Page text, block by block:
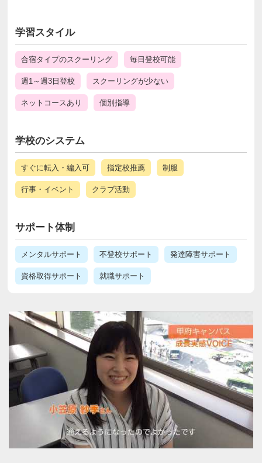
学習スタイル
合宿タイプのスクーリング 毎日登校可能
週1～週3日登校 スクーリングが少ない
ネットコースあり 個別指導
学校のシステム
すぐに転入・編入可 指定校推薦 制服
行事・イベント クラブ活動
サポート体制
メンタルサポート 不登校サポート 発達障害サポート
資格取得サポート 就職サポート